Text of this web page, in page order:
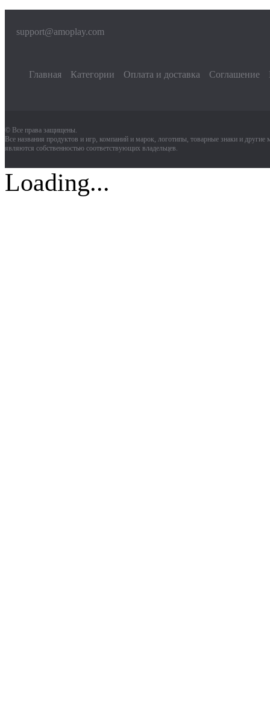
support@amoplay.com
Главная Категории Оплата и доставка Соглашение
© Все права защищены.
Все названия продуктов и игр, компаний и марок, логотипы, товарные знаки и другие
являются собственностью соответствующих владельцев.
Loading...